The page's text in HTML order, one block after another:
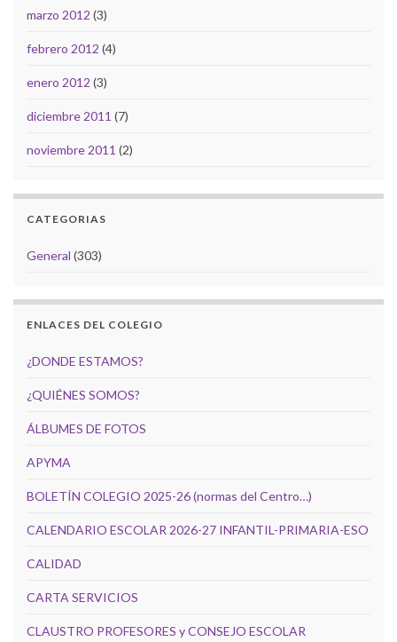
marzo 2012 (3)
febrero 2012 (4)
enero 2012 (3)
diciembre 2011 (7)
noviembre 2011 (2)
CATEGORIAS
General (303)
ENLACES DEL COLEGIO
¿DONDE ESTAMOS?
¿QUIÉNES SOMOS?
ÁLBUMES DE FOTOS
APYMA
BOLETÍN COLEGIO 2025-26 (normas del Centro…)
CALENDARIO ESCOLAR 2026-27 INFANTIL-PRIMARIA-ESO
CALIDAD
CARTA SERVICIOS
CLAUSTRO PROFESORES y CONSEJO ESCOLAR